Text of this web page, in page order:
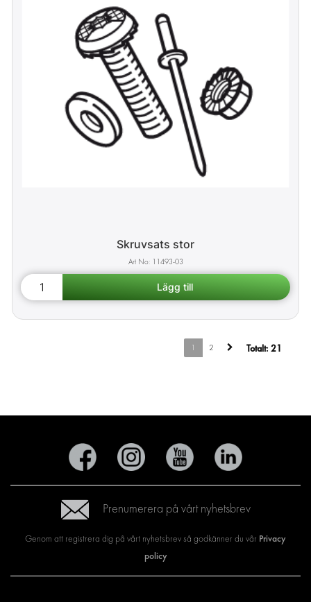
Skruvsats stor
11493-03
1 2 Totalt: 21
Prenumerera på vårt nyhetsbrev
Genom att registrera dig på vårt nyhetsbrev så godkänner du vår Privacy
policy